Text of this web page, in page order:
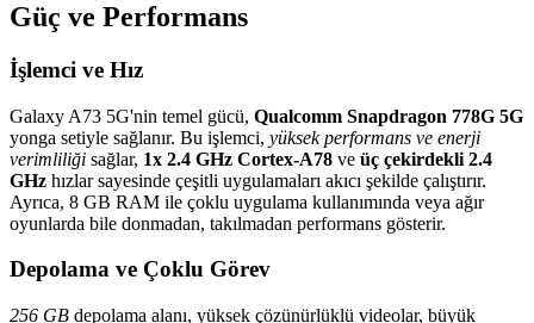
Güç ve Performans
İşlemci ve Hız
Galaxy A73 5G'nin temel gücü, Qualcomm Snapdragon 778G 5G
yonga setiyle sağlanır. Bu işlemci, yüksek performans ve enerji
verimliliği sağlar, 1x 2.4 GHz Cortex-A78 ve üç çekirdekli 2.4
GHz hızlar sayesinde çeşitli uygulamaları akıcı şekilde çalıştırır.
Ayrıca, 8 GB RAM ile çoklu uygulama kullanımında veya ağır
oyunlarda bile donmadan, takılmadan performans gösterir.
Depolama ve Çoklu Görev
256 GB depolama alanı, yüksek çözünürlüklü videolar, büyük